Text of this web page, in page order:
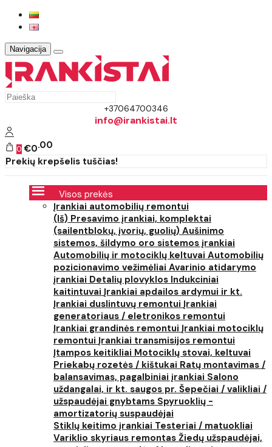
Navigacija
+37064700346
info@irankistai.lt
0 €0 00
Prekių krepšelis tuščias!
Visos prekės
Įrankiai automobilių remontui
(Iš) Presavimo įrankiai, komplektai
(sailentblokų, įvorių, guolių) Aušinimo
sistemos, šildymo oro sistemos įrankiai
Automobilių ir motociklų keltuvai Automobilių
pozicionavimo vežimėliai Avarinio atidarymo
įrankiai Detalių plovyklos Indukciniai
kaitintuvai Įrankiai apdailos ardymui ir kt.
Įrankiai duslintuvų remontui Įrankiai
generatoriaus / eletronikos remontui
Įrankiai grandinės remontui Įrankiai motociklų
remontui Įrankiai transmisijos remontui
Įtampos keitikliai Motociklų stovai, keltuvai
Priekabų rozetės / kištukai Ratų montavimas /
balansavimas, pagalbiniai įrankiai Salono
uždangalai, ir kt. saugos pr. Šepečiai / valikliai /
užspaudėjai gnybtams Spyruoklių -
amortizatorių suspaudėjai
Stiklų keitimo įrankiai Testeriai / matuokliai
Variklio skyriaus remontas Žiedų užspaudėjai,